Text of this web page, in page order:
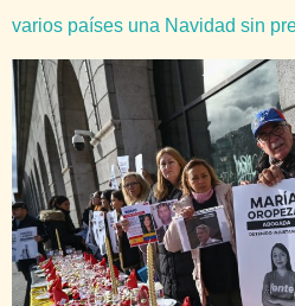
varios países una Navidad sin